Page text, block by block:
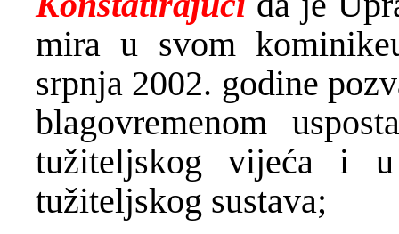
mira u svom
srpnja 2002. godine
blagovremenom
tužiteljskog vijeća i u
tužiteljskog sustava;